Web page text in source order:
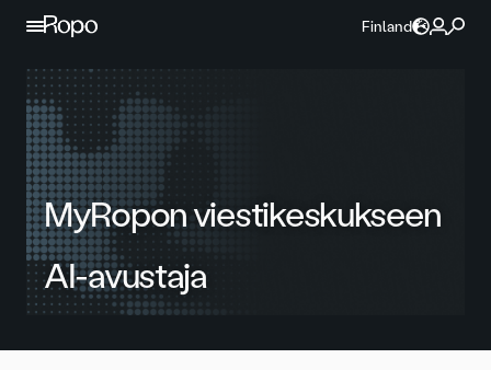
Jatka sisältöön
Finland
MyRopon viestikeskukseen
AI-avustaja